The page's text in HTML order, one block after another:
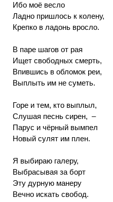
Ибо моё весло
Ладно пришлось к колену,
Крепко в ладонь вросло.
В паре шагов от рая
Ищет свободных смерть,
Впившись в обломок реи,
Выплыть им не суметь.
Горе и тем, кто выплыл,
Слушая песнь сирен, –
Парус и чёрный вымпел
Новый сулят им плен.
Я выбираю галеру,
Выбрасывая за борт
Эту дурную манеру
Вечно искать свобод.